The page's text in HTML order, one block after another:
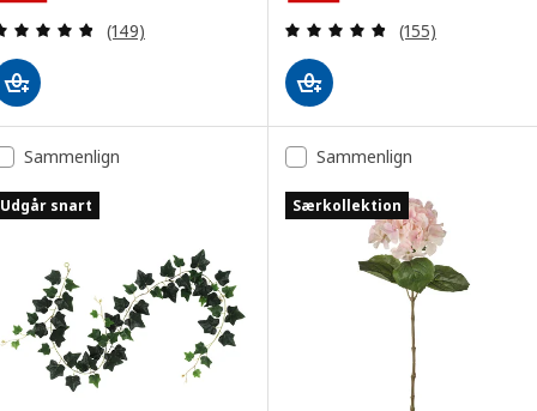
Anmeld: 4.8 ud af 5 Stjerner. Anmeldelser i alt:
(149) Anmeld: 4.8 ud
(155)
Sammenlign
Udgår snart
Sammenlign
Særkollektion